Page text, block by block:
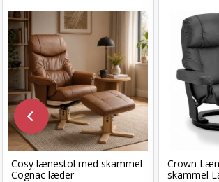
Cosy lænestol med skammel
Cognac læder
Crown
skammel